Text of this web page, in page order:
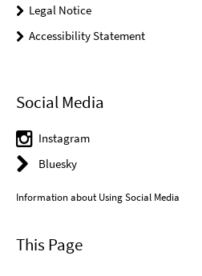
Legal Notice
Accessibility Statement
Social Media
Instagram
Bluesky
Information about Using Social Media
This Page